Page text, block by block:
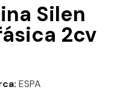
Silen
2cv
ESPA